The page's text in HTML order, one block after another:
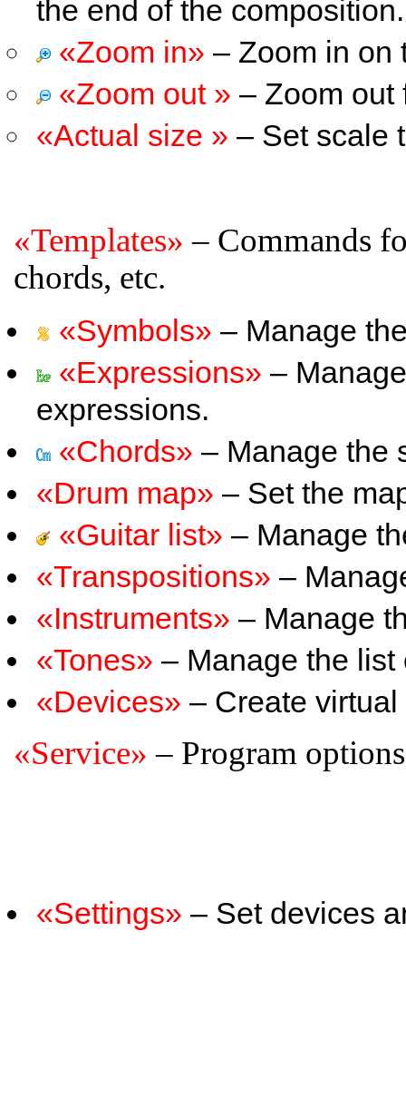
the end of the composition.
«Zoom in» – Zoom in on
«Zoom out » – Zoom out
«Actual size » – Set scale
«Templates» – Commands
chords, etc.
«Symbols» – Manage
«Expressions» –
expressions.
«Chords» – Manage the
«Drum map» – Set the
«Guitar list» – Manage
«Transpositions» –
«Instruments» – Manage
«Tones» – Manage the list
«Devices» – Create
«Service» – Program
«Settings» – Set devices